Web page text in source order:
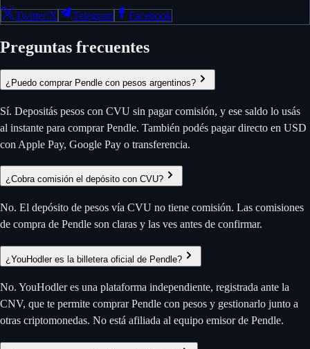
Twitter/X Telegram Facebook
Preguntas frecuentes
¿Puedo comprar Pendle con pesos argentinos?
Sí. Depositás pesos con CVU sin pagar comisión, y ese saldo lo usás
al instante para comprar Pendle. También podés pagar directo en USD
con Apple Pay, Google Pay o transferencia.
¿Cobra comisión el depósito con CVU?
No. El depósito de pesos vía CVU no tiene comisión. Las comisiones
de compra de Pendle son claras y las ves antes de confirmar.
¿YouHodler es la billetera oficial de Pendle?
No. YouHodler es una plataforma independiente, registrada ante la
CNV, que te permite comprar Pendle con pesos y gestionarlo junto a
otras criptomonedas. No está afiliada al equipo emisor de Pendle.